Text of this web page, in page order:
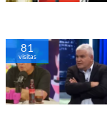
81
visitas